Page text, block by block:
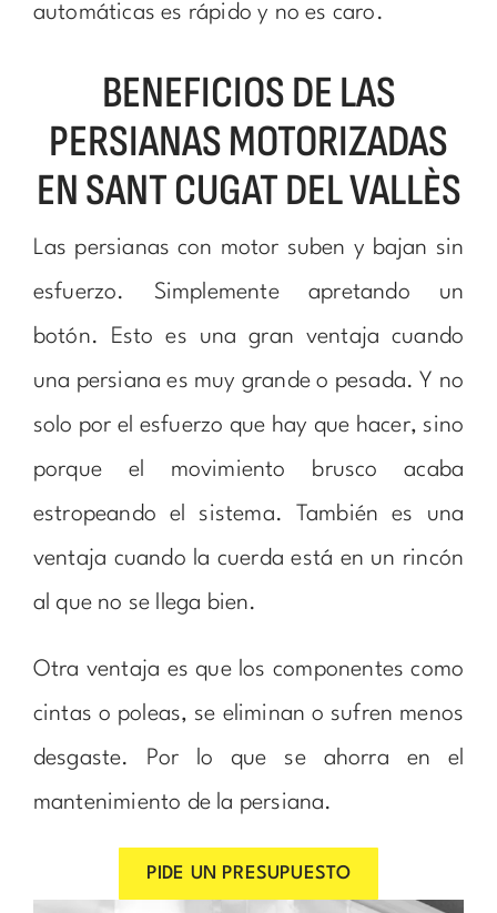
automáticas es rápido y no es caro.
BENEFICIOS DE LAS
PERSIANAS MOTORIZADAS
EN SANT CUGAT DEL VALLÈS
Las persianas con motor suben y bajan sin
esfuerzo. Simplemente apretando un
botón. Esto es una gran ventaja cuando
una persiana es muy grande o pesada. Y no
solo por el esfuerzo que hay que hacer, sino
porque el movimiento brusco acaba
estropeando el sistema. También es una
ventaja cuando la cuerda está en un rincón
al que no se llega bien.
Otra ventaja es que los componentes como
cintas o poleas, se eliminan o sufren menos
desgaste. Por lo que se ahorra en el
mantenimiento de la persiana.
PIDE UN PRESUPUESTO